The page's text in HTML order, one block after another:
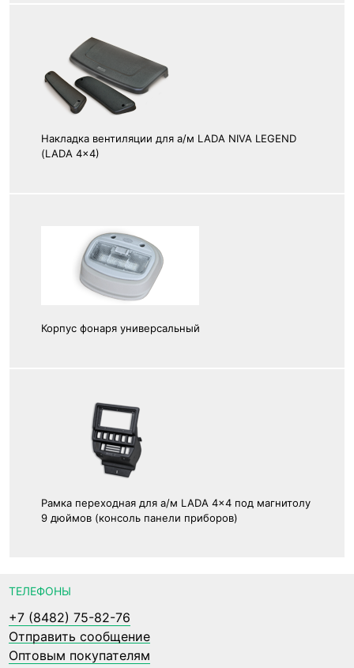
Накладка вентиляции для а/м LADA NIVA LEGEND
(LADA 4x4)
Корпус фонаря универсальный
Рамка переходная для а/м LADA 4x4 под магнитолу
9 дюймов (консоль панели приборов)
ТЕЛЕФОНЫ
+7 (8482) 75-82-76
Отправить сообщение
Оптовым покупателям